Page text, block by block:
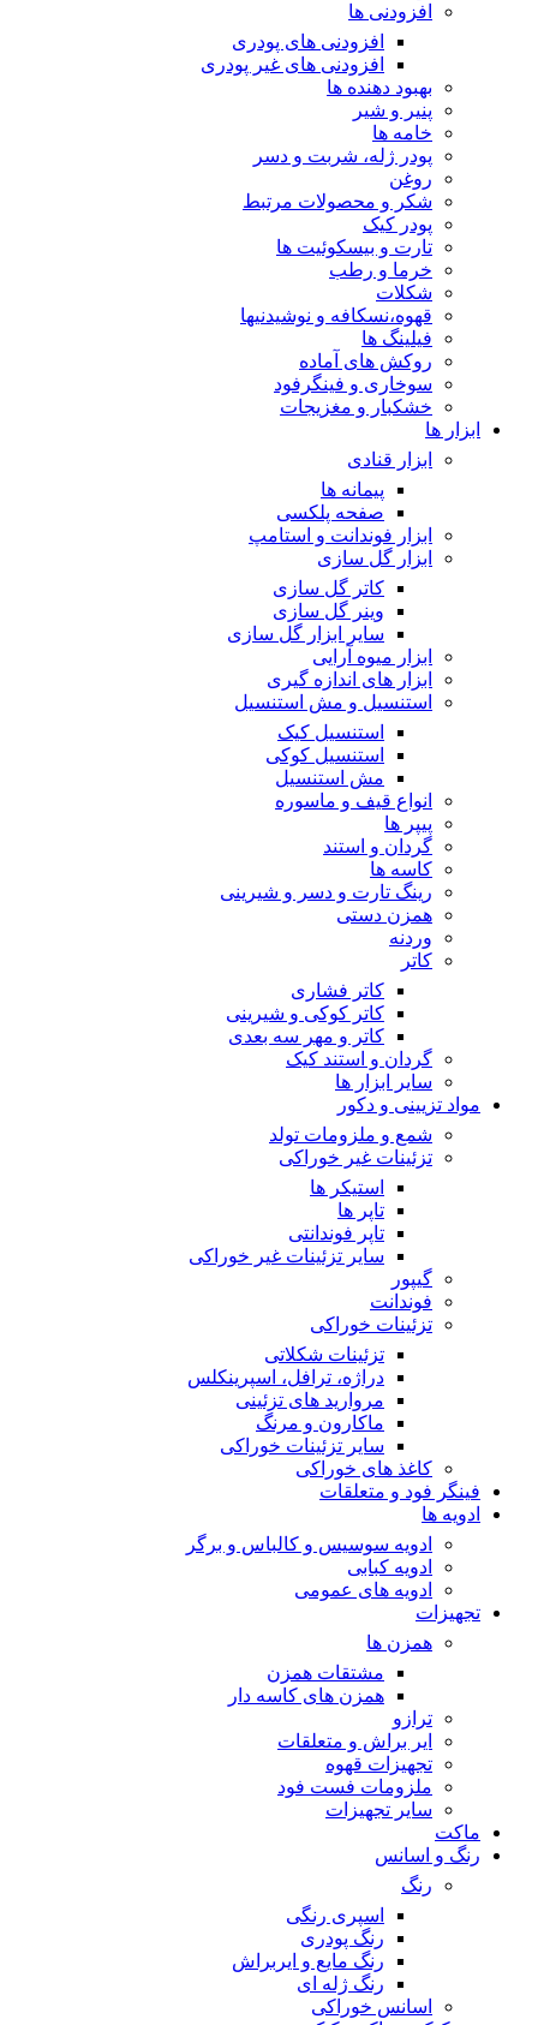
افزودنی ها
افزودنی های پودری
افزودنی های غیر پودری
بهبود دهنده ها
پنیر و شیر
خامه ها
پودر ژله، شربت و دسر
روغن
شکر و محصولات مرتبط
پودر کیک
تارت و بیسکوئیت ها
خرما و رطب
شکلات
قهوه،نسکافه و نوشیدنیها
فیلینگ ها
روکش های آماده
سوخاری و فینگرفود
خشکبار و مغزیجات
ابزار ها
ابزار قنادی
پیمانه ها
صفحه پلکسی
ابزار فوندانت و استامپ
ابزار گل سازی
کاتر گل سازی
وینر گل سازی
سایر ابزار گل سازی
ابزار میوه آرایی
ابزار های اندازه گیری
استنسیل و مش استنسیل
استنسیل کیک
استنسیل کوکی
مش استنسیل
انواع قیف و ماسوره
پیپر ها
گردان و استند
کاسه ها
رینگ تارت و دسر و شیرینی
همزن دستی
وردنه
کاتر
کاتر فشاری
کاتر کوکی و شیرینی
کاتر و مهر سه بعدی
گردان و استند کیک
سایر ابزار ها
مواد تزیینی و دکور
شمع و ملزومات تولد
تزئینات غیر خوراکی
استیکر ها
تاپر ها
تاپر فوندانتی
سایر تزئینات غیر خوراکی
گیپور
فوندانت
تزئینات خوراکی
تزئینات شکلاتی
دراژه، ترافل، اسپرینکلس
مروارید های تزئینی
ماکارون و مرنگ
سایر تزئینات خوراکی
کاغذ های خوراکی
فینگر فود و متعلقات
ادویه ها
ادویه سوسیس و کالباس و برگر
ادویه کبابی
ادویه های عمومی
تجهیزات
همزن ها
مشتقات همزن
همزن های کاسه دار
ترازو
ایر براش و متعلقات
تجهیزات قهوه
ملزومات فست فود
سایر تجهیزات
ماکت
رنگ و اسانس
رنگ
اسپری رنگی
رنگ پودری
رنگ مایع و ایربراش
رنگ ژله ای
اسانس خوراکی